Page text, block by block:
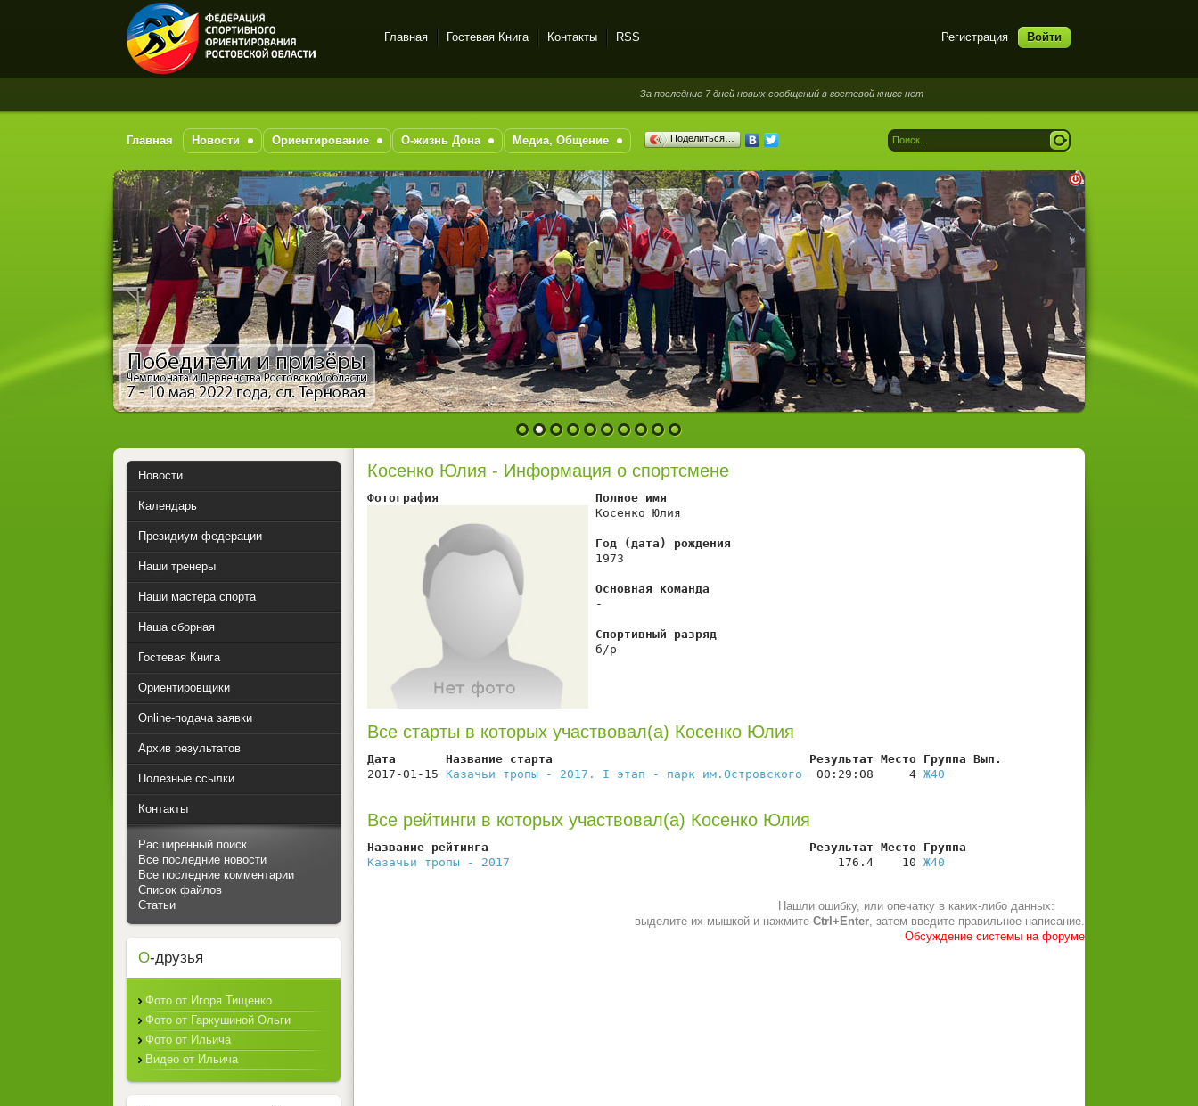
Спортивное
на-Дону
Регистрация Войти
Главная Гостевая Книга Контакты RSS
За последние 7 дней новых сообщений в гостевой книге нет
Главная Новости Ориентирование О-жизнь Дона Медиа, Общение Поделиться…
1 2 3 4 5 6 7 8 9 10
Косенко Юлия - Информация о спортсмене
Фотография                      Полное имя
Косенко Юлия
Год (дата) рождения
1973
Основная команда
-
Спортивный разряд
б/р
Все старты в которых участвовал(а) Косенко Юлия
Дата       Название старта                                    Результат Место Группа Вып.
2017-01-15 Казачьи тропы - 2017. I этап - парк им.Островского
  00:29:08     4
Ж40
Все рейтинги в которых участвовал(а) Косенко Юлия
Название рейтинга                                             Результат Место Группа
Казачьи тропы - 2017
                                              176.4    10
Ж40
Нашли ошибку, или опечатку в каких-либо данных:
выделите их мышкой и нажмите Ctrl+Enter, затем введите правильное написание.
Обсуждение системы на форуме
Новости
Календарь
Президиум федерации
Наши тренеры
Наши мастера спорта
Наша сборная
Гостевая Книга
Ориентировщики
Online-подача заявки
Архив результатов
Полезные ссылки
Контакты
Расширенный поиск
Все последние новости
Все последние комментарии
Список файлов
Статьи
О-друзья
Фото от Игоря Тищенко
Фото от Гаркушиной Ольги
Фото от Ильича
Видео от Ильича